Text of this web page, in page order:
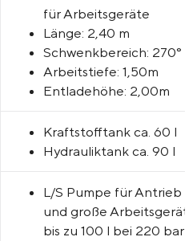
für Arbeitsgeräte
Länge: 2,40 m
Schwenkbereich: 270°
Arbeitstiefe: 1,50m
Entladehöhe: 2,00m
Kraftstofftank ca. 60 l
Hydrauliktank ca. 90 l
L/S Pumpe für Antrieb
und große
bis zu 100 l bei 220 bar